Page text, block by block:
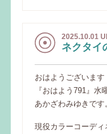
2025.10.01
ネクタイ
おはようございます
『おはよう791』水
あかざわみゆきです
現役カラーコーディ